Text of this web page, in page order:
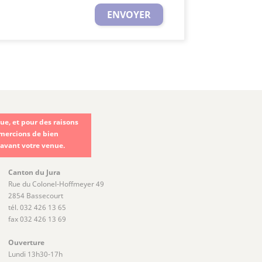
et pour des raisons
de bien
votre venue.
Canton du Jura
Rue du Colonel-Hoffmeyer 49
2854 Bassecourt
tél. 032 426 13 65
fax 032 426 13 69
Ouverture
Lundi 13h30-17h